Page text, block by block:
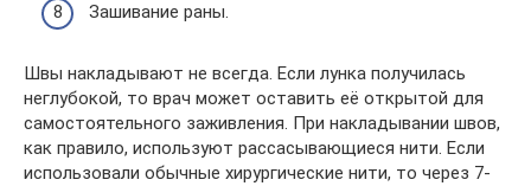
Зашивание раны.
Швы накладывают не всегда. Если лунка получилась
неглубокой, то врач может оставить её открытой для
самостоятельного заживления. При накладывании швов,
как правило, используют рассасывающиеся нити. Если
использовали обычные хирургические нити, то через 7-